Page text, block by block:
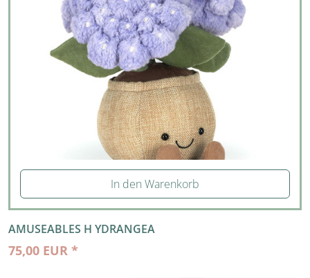
In den Warenkorb
AMUSEABLES H YDRANGEA
75,00 EUR *